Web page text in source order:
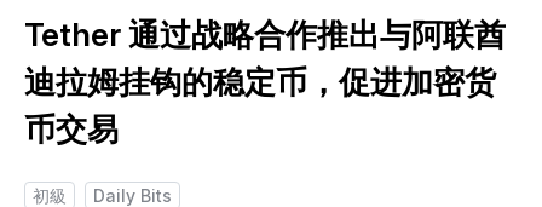
Tether 通过战略合作推出与阿联酋
迪拉姆挂钩的稳定币，促进加密货
币交易
初級
Daily Bits